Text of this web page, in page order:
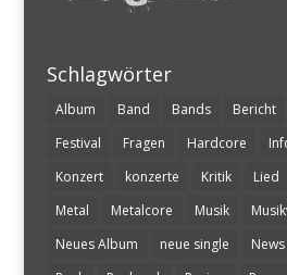
Schlagwörter
Album Band Bands Bericht
Festival
Fragen Hardcore
Konzert
konzerte Kritik Lied
Metal
Metalcore Musik
Neues Album
neue single News